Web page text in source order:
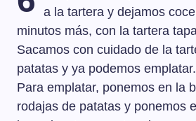
a la tartera y dejamos
minutos más, con la tartera
Sacamos con cuidado de la
patatas y ya podemos emplatar.
Para emplatar, ponemos en la
rodajas de patatas y ponemos